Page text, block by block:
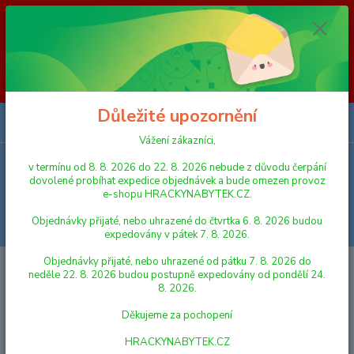
Vážení zákazníci, v termínu od 8. 8. 2026 do 23. 8. 2026 nebude z
důvodu čerpání dovolené probíhat expedice objednávek a bude omezen
provoz e-shopu HRACKYNABYTEK.CZ. Objednávky přijaté, nebo
uhrazené do čtvrtka 6. 8. 2026 budou expedovány v pátek 7. 8. 2026.
Objednávky přijaté, nebo uhrazené od pátku 7. 8. 2026 do neděle 23. 8.
2026 budou postupně expedovány od pondělí 24. 8. 2026. Děkujeme za
pochopení HRACKYNABYTEK.CZ
Menu
Hledat
AUTA, LODĚ, LETADLA
Mikro Trading Vysokozdvižný vozík 23 cm
1:16 na setrvačník na baterie se světlem a zvukem
Mikro Trading Vysokozdvižný
vozík 23 cm 1:16 na setrvačník na
Důležité upozornění
Vážení zákazníci,
v termínu od 8. 8. 2026 do 22. 8. 2026 nebude z důvodu čerpání
dovolené probíhat expedice objednávek a bude omezen provoz
e-shopu HRACKYNABYTEK.CZ.
Objednávky přijaté, nebo uhrazené do čtvrtka 6. 8. 2026 budou
expedovány v pátek 7. 8. 2026.
Objednávky přijaté, nebo uhrazené od pátku 7. 8. 2026 do
neděle 22. 8. 2026 budou postupně expedovány od pondělí 24.
8. 2026.
Děkujeme za pochopení
HRACKYNABYTEK.CZ